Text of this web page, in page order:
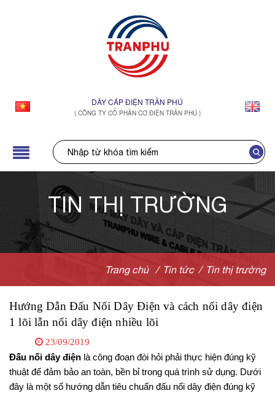
DÂY CÁP ĐIỆN TRẦN PHÚ
( CÔNG TY CỔ PHẦN CƠ ĐIỆN TRẦN PHÚ )
TIN THỊ TRƯỜNG
Trang chủ / Tin tức / Tin thị trường
Hướng Dẫn Đấu Nối Dây Điện và cách nối dây điện
1 lõi lẫn nối dây điện nhiều lõi
23/09/2019
Đấu nối dây điện là công đoạn đòi hỏi phải thực hiện đúng kỹ
thuật để đảm bảo an toàn, bền bỉ trong quá trình sử dụng. Dưới
đây là một số hướng dẫn tiêu chuẩn đấu nối dây điện đúng kỹ